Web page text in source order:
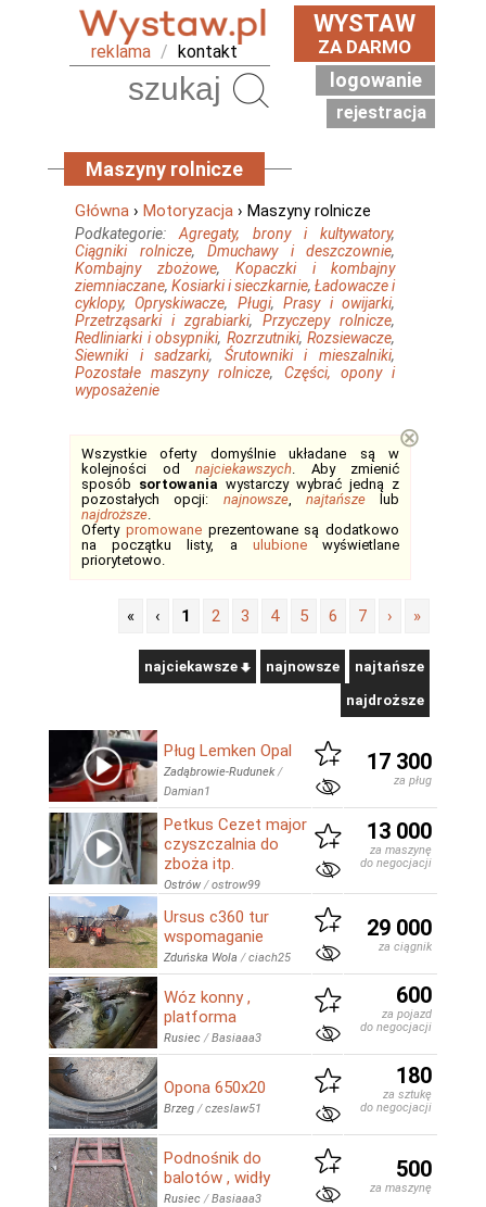
reklama / kontakt
WYSTAW
ZA DARMO
logowanie
rejestracja
Maszyny rolnicze
Główna › Motoryzacja › Maszyny rolnicze
Podkategorie: Agregaty, brony i kultywatory,
Ciągniki rolnicze, Dmuchawy i deszczownie,
Kombajny zbożowe, Kopaczki i kombajny
ziemniaczane, Kosiarki i sieczkarnie, Ładowacze i
cyklopy,Opryskiwacze, Pługi,Prasy i owijarki,
Przetrząsarki i zgrabiarki, Przyczepy rolnicze,
Redliniarki i obsypniki, Rozrzutniki, Rozsiewacze,
Siewniki i sadzarki, Śrutowniki i mieszalniki,
Pozostałe maszyny rolnicze, Części, opony i
wyposażenie
Wszystkie oferty domyślnie układane są w
kolejności od najciekawszych. Aby zmienić
sposób sortowania wystarczy wybrać jedną z
pozostałych opcji: najnowsze, najtańszelub
najdroższe.
Oferty promowaneprezentowane są dodatkowo
na początku listy, a ulubionewyświetlane
priorytetowo.
⊗
« ‹ 1 2 3 4 5 6 7 › »
najciekawsze najnowsze najtańsze
najdroższe
Pług Lemken Opal
Zadąbrowie-Rudunek/
Damian1
17 300
za pług
Petkus Cezet major
czyszczalnia do
zboża itp.
Ostrów /ostrow99
13 000
za maszynę
do negocjacji
Ursus c360 tur
wspomaganie
Zduńska Wola /ciach25
29 000
za ciągnik
Wóz konny ,
platforma
Rusiec /Basiaaa3
600
za pojazd
do negocjacji
Opona 650x20
Brzeg /czeslaw51
180
za sztukę
do negocjacji
Podnośnik do
balotów , widły
Rusiec /Basiaaa3
500
za maszynę